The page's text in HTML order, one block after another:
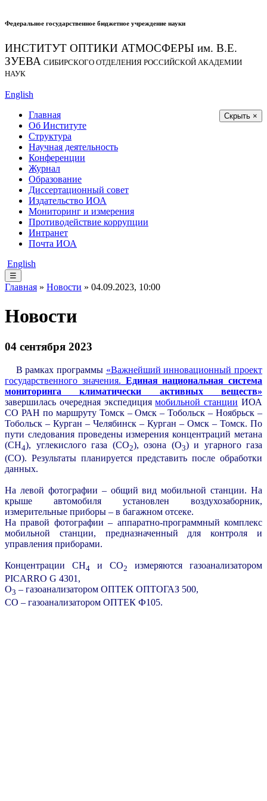
Федеральное государственное бюджетное учреждение науки
ИНСТИТУТ ОПТИКИ АТМОСФЕРЫ им. В.Е.
ЗУЕВА СИБИРСКОГО ОТДЕЛЕНИЯ РОССИЙСКОЙ АКАДЕМИИ
НАУК
English
Скрыть ×
Главная
Об Институте
Структура
Научная деятельность
Конференции
Журнал
Образование
Диссертационный совет
Издательство ИОА
Мониторинг и измерения
Противодействие коррупции
Интранет
Почта ИОА
English
☰
Главная » Новости » 04.09.2023, 10:00
Новости
04 сентября 2023
В рамках программы «Важнейший инновационный проект
государственного значения. Единая национальная система
мониторинга климатически активных веществ»
завершилась очередная экспедициямобильной станции ИОА
СО РАН по маршруту Томск – Омск – Тобольск – Ноябрьск –
Тобольск – Курган – Челябинск – Курган – Омск – Томск. По
пути следования проведены измерения концентраций метана
(СН4), углекислого газа (СО2), озона (О3) и угарного газа
(CO). Результаты планируется представить после обработки
данных.
На левой фотографии – общий вид мобильной станции. На
крыше автомобиля установлен воздухозаборник,
измерительные приборы – в багажном отсеке.
На правой фотографии – аппаратно-программный комплекс
мобильной станции, предназначенный для контроля и
управления приборами.
Концентрации СН4 и СО2
измеряются газоанализатором
PICARRO G 4301,
О3 – газоанализатором ОПТЕК ОПТОГАЗ 500,
СО – газоанализатором ОПТЕК Ф105.